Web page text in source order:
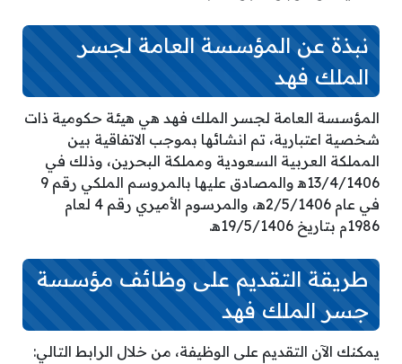
نبذة عن المؤسسة العامة لجسر
الملك فهد
المؤسسة العامة لجسر الملك فهد هي هيئة حكومية ذات
شخصية اعتبارية، تم انشائها بموجب الاتفاقية بين
المملكة العربية السعودية ومملكة البحرين، وذلك في
13/4/1406ه‍ والمصادق عليها بالمروسم الملكي رقم 9
في عام 2/5/1406ه‍، والمرسوم الأميري رقم 4 لعام
1986م بتاريخ 19/5/1406ه‍.
طريقة التقديم على وظائف مؤسسة
جسر الملك فهد
يمكنك الآن التقديم على الوظيفة، من خلال الرابط التالي: